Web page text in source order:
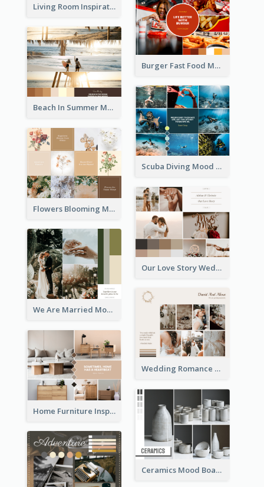
Living Room Inspiration Mood Board
Burger Fast Food Mood Board
Beach In Summer Mood Board
Scuba Diving Mood Board
Flowers Blooming Mood Board
Our Love Story Wedding Mood Board
We Are Married Mood Board
Wedding Romance Mood Board
Home Furniture Inspiration Mood Board
Ceramics Mood Board